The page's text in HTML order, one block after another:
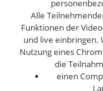
Alle
Funktionen der
und live einbringen.
Nutzung eines
die
einen